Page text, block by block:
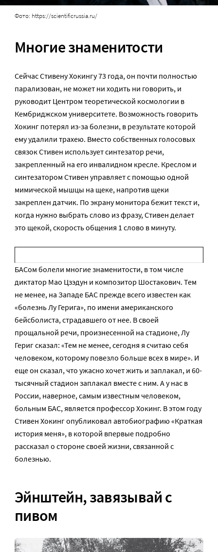
Фото: https://scientificrussia.ru/
Многие знаменитости
Сейчас Стивену Хокингу 73 года, он почти полностью
парализован, не может ни ходить ни говорить, и
руководит Центром теоретической космологии в
Кембриджском университете. Возможность говорить
Хокинг потерял из-за болезни, в результате которой
ему удалили трахею. Вместо собственных голосовых
связок Стивен использует синтезатор речи,
закрепленный на его инвалидном кресле. Креслом и
синтезатором Стивен управляет с помощью одной
мимической мышцы на щеке, напротив щеки
закреплен датчик. По экрану монитора бежит текст и,
когда нужно выбрать слово из фразу, Стивен делает
это щекой, скорость общения 1 слово в минуту.
БАСом болели многие знаменитости, в том числе
диктатор Мао Цзэдун и композитор Шостакович. Тем
не менее, на Западе БАС прежде всего известен как
«болезнь Лу Герига», по имени американского
бейсболиста, страдавшего от нее. В своей
прощальной речи, произнесенной на стадионе, Лу
Гериг сказал: «Тем не менее, сегодня я считаю себя
человеком, которому повезло больше всех в мире». И
еще он сказал, что ужасно хочет жить и заплакал, и 60-
тысячный стадион заплакал вместе с ним. А у нас в
России, наверное, самым известным человеком,
больным БАС, является профессор Хокинг. В этом году
Стивен Хокинг опубликовал автобиографию «Краткая
история меня», в которой впервые подробно
рассказал о стороне своей жизни, связанной с
болезнью.
Эйнштейн, завязывай с
пивом